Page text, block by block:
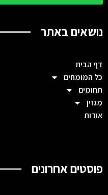
נושאים באתר
דף הבית
כל המומחים
תחומים
מגזין
אודות
פוסטים אחרונים